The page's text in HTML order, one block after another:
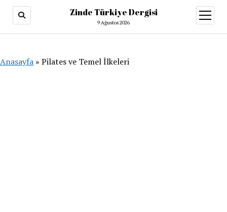
Zinde Türkiye Dergisi
9 Ağustos 2026
aç
Anasayfa » Pilates ve Temel İlkeleri